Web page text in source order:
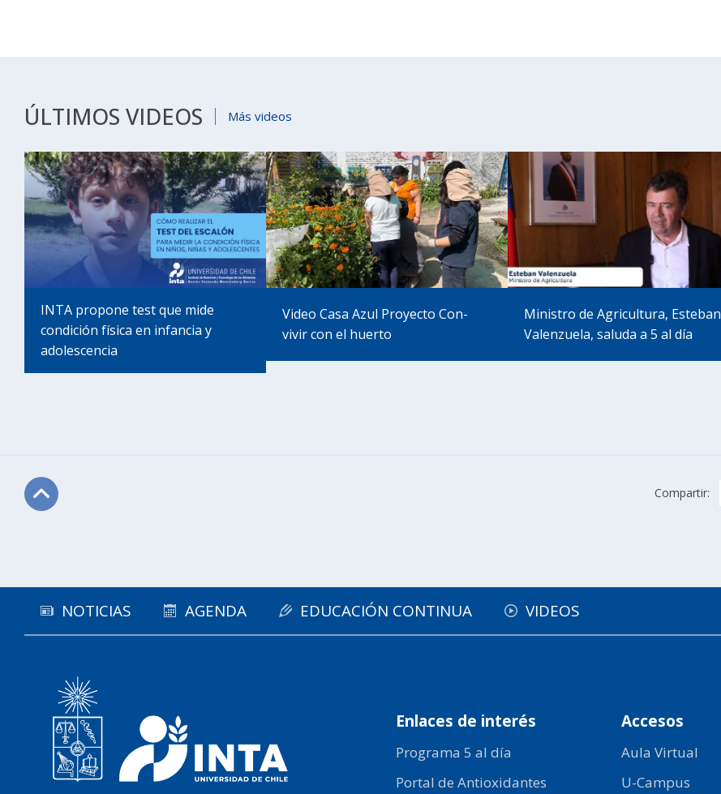
ÚLTIMOS VIDEOS Más videos
INTA propone test que mide
condición física en infancia y
adolescencia
Video Casa Azul Proyecto Con-
vivir con el huerto
Ministro de Agricultura, Esteban
Valenzuela, saluda a 5 al día
Compartir:
NOTICIAS AGENDA EDUCACIÓN CONTINUA VIDEOS
Enlaces de interés
Programa 5 al día
Portal de Antioxidantes
Accesos
Aula Virtual
U-Campus